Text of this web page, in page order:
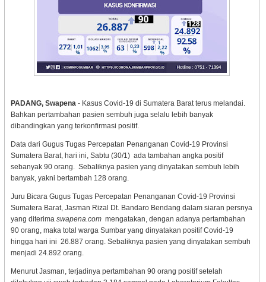
PADANG, Swapena- Kasus Covid-19 di Sumatera Barat terus melandai.
Bahkan pertambahan pasien sembuh juga selalu lebih banyak
dibandingkan yang terkonfirmasi positif.
Data dari Gugus Tugas Percepatan Penanganan Covid-19 Provinsi
Sumatera Barat, hari ini, Sabtu (30/1) ada tambahan angka positif
sebanyak 90 orang. Sebaliknya pasien yang dinyatakan sembuh lebih
banyak, yakni bertambah 128 orang.
Juru Bicara Gugus Tugas Percepatan Penanganan Covid-19 Provinsi
Sumatera Barat, Jasman Rizal Dt. Bandaro Bendang dalam siaran persnya
yang diterima swapena.com mengatakan, dengan adanya pertambahan
90 orang, maka total warga Sumbar yang dinyatakan positif Covid-19
hingga hari ini 26.887 orang. Sebaliknya pasien yang dinyatakan sembuh
menjadi 24.892 orang.
Menurut Jasman, terjadinya pertambahan 90 orang positif setelah